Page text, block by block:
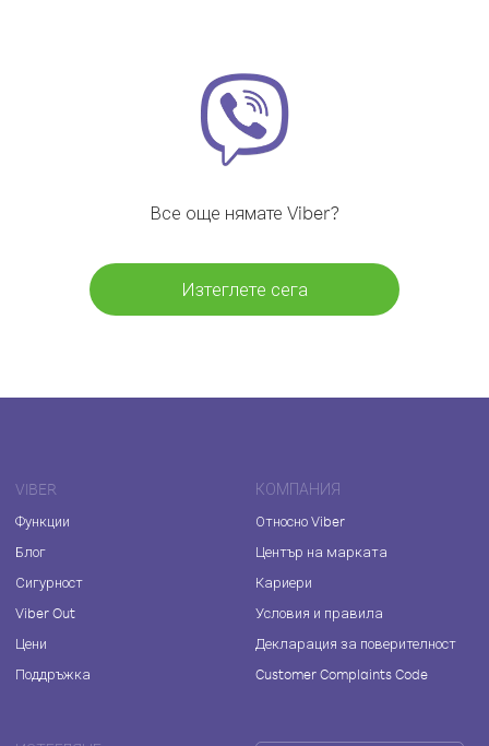
Все още нямате Viber?
Изтеглете сега
VIBER
Функции
Блог
Сигурност
Viber Out
Цени
Поддръжка
КОМПАНИЯ
Относно Viber
Център на марката
Кариери
Условия и правила
Декларация за поверителност
Customer Complaints Code